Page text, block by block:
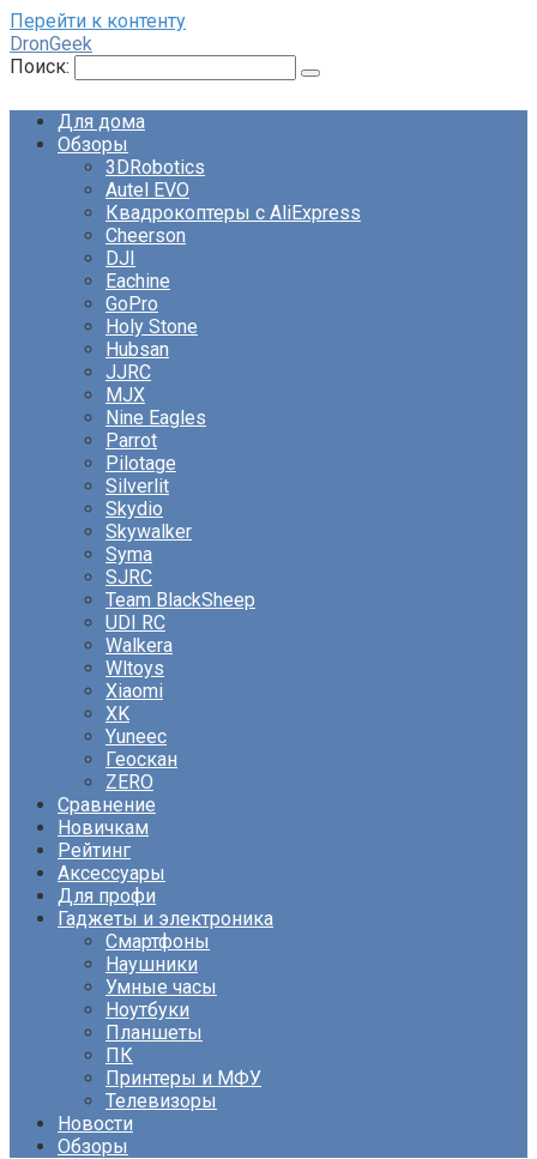
Перейти к контенту
DronGeek
Поиск:
Для дома
Обзоры
3DRobotics
Autel EVO
Квадрокоптеры с AliExpress
Cheerson
DJI
Eachine
GoPro
Holy Stone
Hubsan
JJRC
MJX
Nine Eagles
Parrot
Pilotage
Silverlit
Skydio
Skywalker
Syma
SJRC
Team BlackSheep
UDI RC
Walkera
Wltoys
Xiaomi
XK
Yuneec
Геоскан
ZERO
Сравнение
Новичкам
Рейтинг
Аксессуары
Для профи
Гаджеты и электроника
Смартфоны
Наушники
Умные часы
Ноутбуки
Планшеты
ПК
Принтеры и МФУ
Телевизоры
Новости
Обзоры